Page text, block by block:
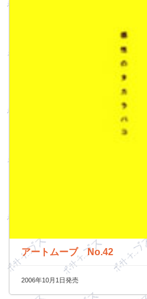
アートムーブ No.42
2006年10月1日発売